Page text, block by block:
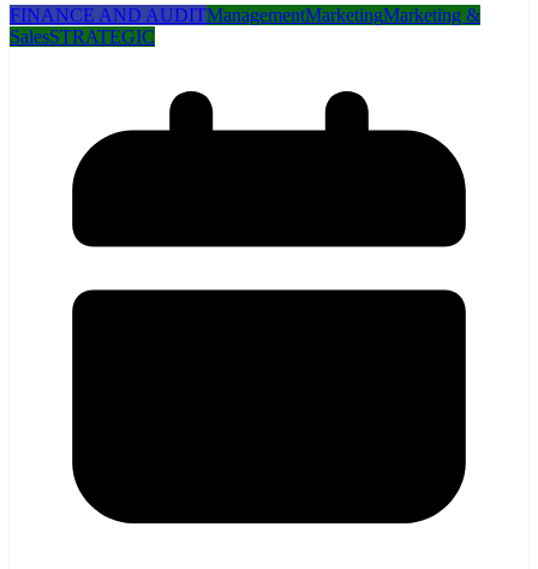
FINANCE AND AUDITManagementMarketingMarketing &
SalesSTRATEGIC